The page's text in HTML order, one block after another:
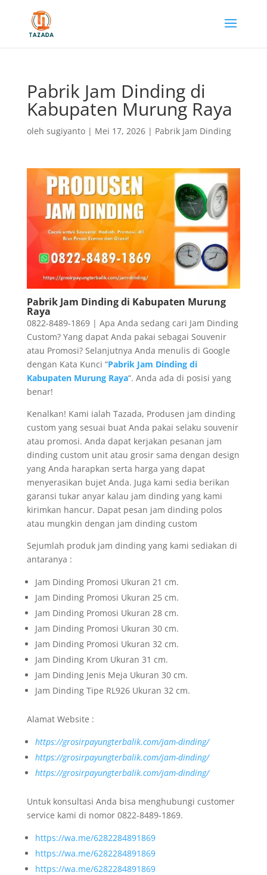
Pabrik Jam Dinding di
Kabupaten Murung Raya
oleh sugiyanto| Mei 17, 2026| Pabrik Jam Dinding
Pabrik Jam Dinding di Kabupaten Murung
Raya
0822-8489-1869 | Apa Anda sedang cari Jam Dinding
Custom? Yang dapat Anda pakai sebagai Souvenir
atau Promosi? Selanjutnya Anda menulis di Google
dengan Kata Kunci “Pabrik Jam Dinding di
Kabupaten Murung Raya“. Anda ada di posisi yang
benar!
Kenalkan! Kami ialah Tazada, Produsen jam dinding
custom yang sesuai buat Anda pakai selaku souvenir
atau promosi. Anda dapat kerjakan pesanan jam
dinding custom unit atau grosir sama dengan design
yang Anda harapkan serta harga yang dapat
menyerasikan bujet Anda. Juga kami sedia berikan
garansi tukar anyar kalau jam dinding yang kami
kirimkan hancur. Dapat pesan jam dinding polos
atau mungkin dengan jam dinding custom
Sejumlah produk jam dinding yang kami sediakan di
antaranya :
Jam Dinding Promosi Ukuran 21 cm.
Jam Dinding Promosi Ukuran 25 cm.
Jam Dinding Promosi Ukuran 28 cm.
Jam Dinding Promosi Ukuran 30 cm.
Jam Dinding Promosi Ukuran 32 cm.
Jam Dinding Krom Ukuran 31 cm.
Jam Dinding Jenis Meja Ukuran 30 cm.
Jam Dinding Tipe RL926 Ukuran 32 cm.
Alamat Website :
https://grosirpayungterbalik.com/jam-dinding/
https://grosirpayungterbalik.com/jam-dinding/
https://grosirpayungterbalik.com/jam-dinding/
Untuk konsultasi Anda bisa menghubungi customer
service kami di nomor 0822-8489-1869.
https://wa.me/6282284891869
https://wa.me/6282284891869
https://wa.me/6282284891869